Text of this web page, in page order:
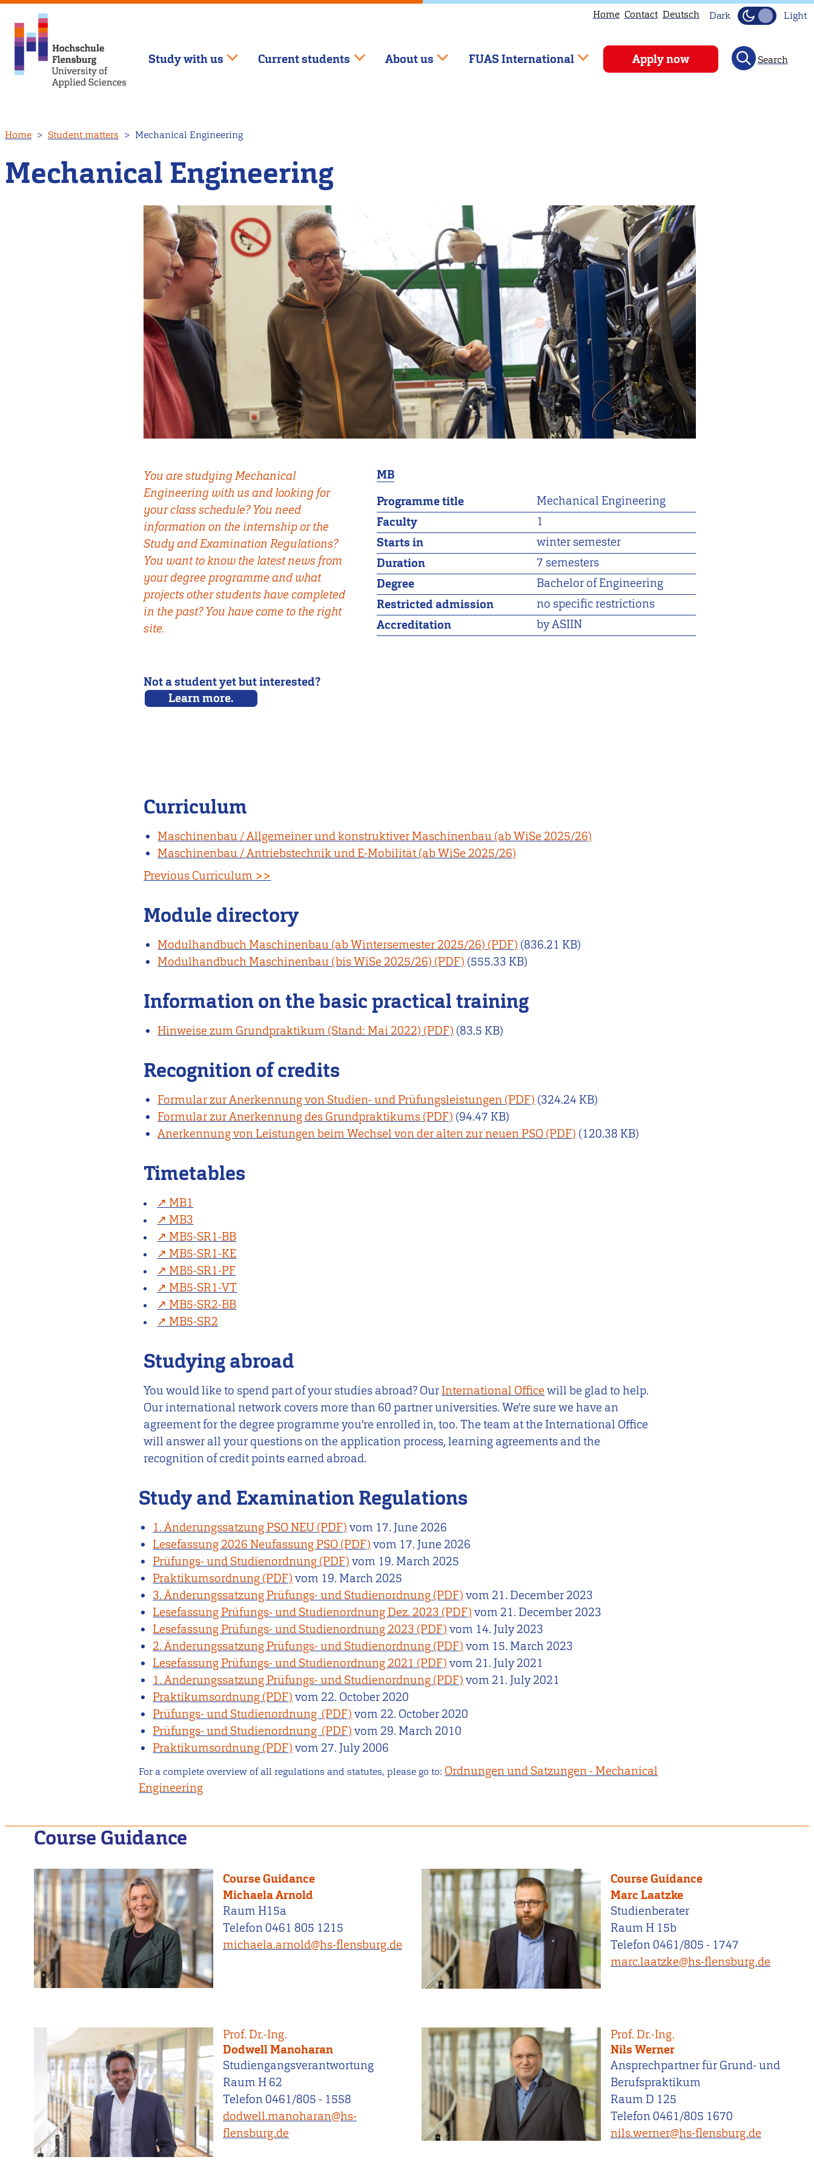
to
main
content
Home Contact Deutsch Dark Light
Study with us Current students About us FUAS International Apply now Search
Home Student matters Mechanical Engineering
Mechanical Engineering
You are studying Mechanical
Engineering with us and looking for
your class schedule? You need
information on the internship or the
Study and Examination Regulations?
You want to know the latest news from
your degree programme and what
projects other students have completed
in the past? You have come to the right
site.
MB
Programme title
Mechanical Engineering
Faculty
1
Starts in
winter semester
Duration
7 semesters
Degree
Bachelor of Engineering
Restricted admission
no specific restrictions
Accreditation
by ASIIN
Not a student yet but interested?
Learn more.
Curriculum
Maschinenbau / Allgemeiner und konstruktiver Maschinenbau (ab WiSe 2025/26)
Maschinenbau / Antriebstechnik und E-Mobilität (ab WiSe 2025/26)
Previous Curriculum >>
Module directory
Modulhandbuch Maschinenbau (ab Wintersemester 2025/26)
(836.21 KB)
Modulhandbuch Maschinenbau (bis WiSe 2025/26)
(555.33 KB)
Information on the basic practical training
Hinweise zum Grundpraktikum (Stand: Mai 2022) (83.5 KB)
Recognition of credits
Formular zur Anerkennung von Studien- und Prüfungsleistungen
(324.24 KB)
Formular zur Anerkennung des Grundpraktikums
(94.47 KB)
Anerkennung von Leistungen beim Wechsel von der alten zur neuen PSO
(120.38 KB)
Timetables
MB1
MB3
MB5-SR1-BB
MB5-SR1-KE
MB5-SR1-PF
MB5-SR1-VT
MB5-SR2-BB
MB5-SR2
Studying abroad
You would like to spend part of your studies abroad? OurInternational Office will be glad to help.
Our international network covers more than 60 partner universities. We’re sure we have an
agreement for the degree programme you’re enrolled in, too. The team at the International Office
will answer all your questions on the application process, learning agreements and the
recognition of credit points earned abroad.
Study and Examination Regulations
1. Änderungssatzung PSO NEU vom 17. June 2026
Lesefassung 2026 Neufassung PSO
vom 17. June 2026
Prüfungs- und Studienordnung
vom 19. March 2025
Praktikumsordnung
vom 19. March 2025
3. Änderungssatzung Prüfungs- und Studienordnung
vom21. December 2023
Lesefassung Prüfungs- und Studienordnung Dez. 2023
vom21. December 2023
Lesefassung Prüfungs- und Studienordnung 2023
vom 14. July 2023
2. Änderungssatzung Prüfungs- und Studienordnung
vom 15. March 2023
Lesefassung Prüfungs- und Studienordnung 2021
vom21. July 2021
1. Änderungssatzung Prüfungs- und Studienordnung
vom21. July 2021
Praktikumsordnung
vom22. October 2020
Prüfungs- und Studienordnung
vom22. October 2020
Prüfungs- und Studienordnung
vom29. March 2010
Praktikumsordnung
vom27. July 2006
For a complete overview of all regulations and statutes, please go to: Ordnungen und Satzungen - Mechanical
Engineering
Course Guidance
Course Guidance
Michaela Arnold
Raum H15a
Telefon 0461 805 1215
michaela.arnold@hs-flensburg.de
Course Guidance
Marc Laatzke
Studienberater
Raum H 15b
Telefon 0461/805 - 1747
marc.laatzke@hs-flensburg.de
Prof. Dr.-Ing.
Dodwell Manoharan
Studiengangsverantwortung
Raum H 62
Telefon 0461/805 - 1558
dodwell.manoharan@hs-
flensburg.de
Prof. Dr.-Ing.
Nils Werner
Ansprechpartner für Grund- und
Berufspraktikum
Raum D 125
Telefon 0461/805 1670
nils.werner@hs-flensburg.de